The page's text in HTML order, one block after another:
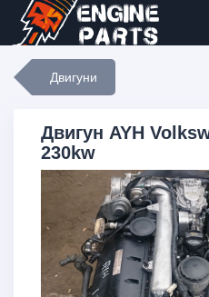
Двигуни
Двигун AYH
230kw